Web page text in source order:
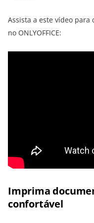
Assista a este vídeo
no ONLYOFFICE:
Imprima
confortável